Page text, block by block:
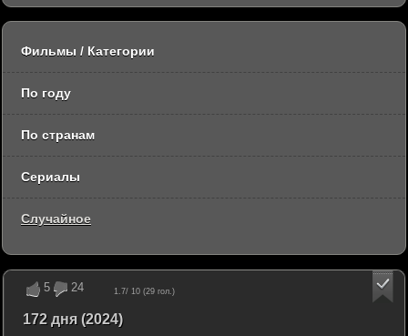
5 24 1.7/ 10 (29 гол.)
172 дня (2024)
Фильмы / Категории
По году
По странам
Сериалы
Случайное